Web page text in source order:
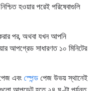
হওয়ার পরেই পরিষেবাগুলি
পর, অথবা যখন আপনি
আপগ্রেড সাধারণত ১০ মিনিটের
এবং স্পেন্ড পেজ উভয় স্থানেই